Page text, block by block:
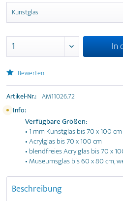
In
Bewerten
Artikel-Nr.: AM11026.72
Info:
Verfügbare Größen:
• 1 mm Kunstglas bis 70 x 100 cm
• Acrylglas bis 70 x 100 cm
• blendfreies Acrylglas bis 70 x
• Museumsglas bis 60 x 80 cm,
Beschreibung